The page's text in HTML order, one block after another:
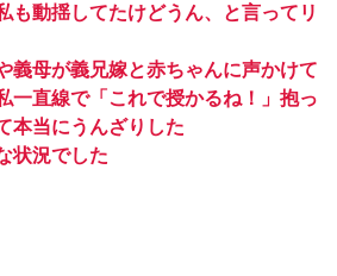
も動揺してたけどうん、と言ってリ
義母が義兄嫁と赤ちゃんに声かけて
一直線で「これで授かるね！」抱っ
本当にうんざりした
状況でした